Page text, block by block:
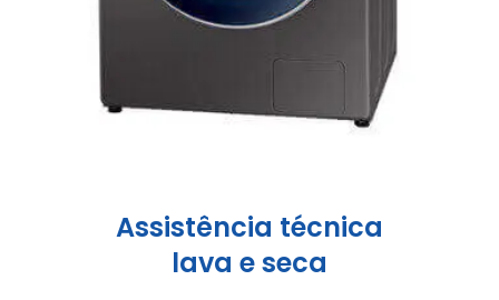
Assistência técnica
lava e seca